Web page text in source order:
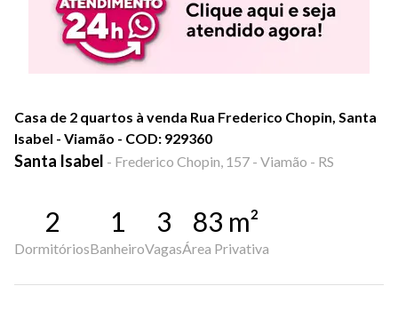
Casa de 2 quartos à venda Rua Frederico Chopin, Santa
Isabel - Viamão - COD: 929360
Santa Isabel - Frederico Chopin, 157 - Viamão - RS
2
Dormitórios
1
Banheiro
3
Vagas
83 m²
Área Privativa